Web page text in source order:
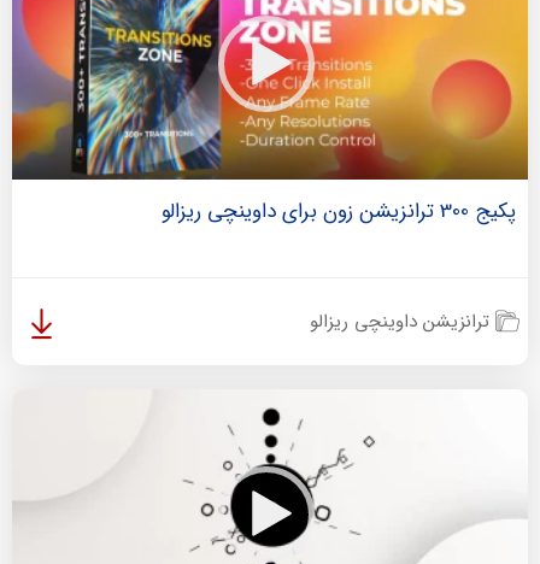
پکیج 300 ترانزیشن زون برای داوینچی ریزالو
ترانزیشن داوینچی ریزالو